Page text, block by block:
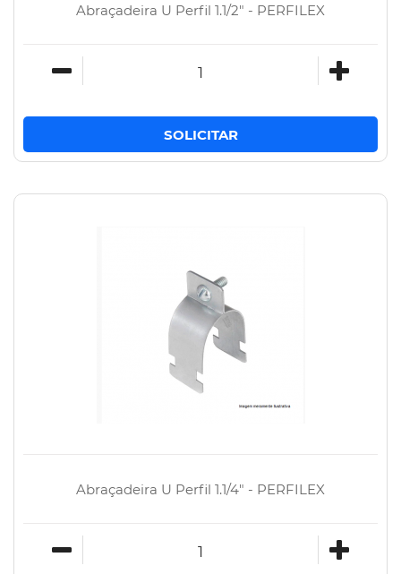
Abraçadeira U Perfil 1.1/2" - PERFILEX
Abraçadeira U Perfil 1.1/4" - PERFILEX